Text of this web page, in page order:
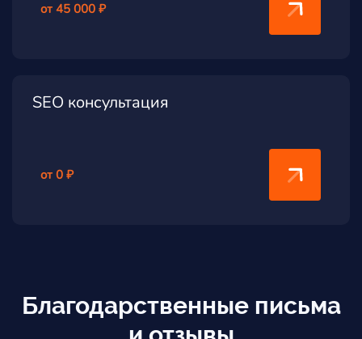
от 45 000 ₽
SEO консультация
от 0 ₽
Благодарственные письма